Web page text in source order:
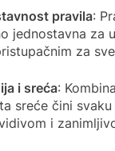
pravila:
jednostavna za
za
i sreća:
sreće čini
i